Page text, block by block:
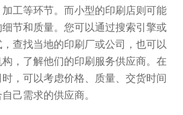
工等环节。而小型的印刷店则可能
节和质量。您可以通过搜索引擎或
查找当地的印刷厂或公司，也可以
，了解他们的印刷服务供应商。在
，可以考虑价格、质量、交货时间
己需求的供应商。